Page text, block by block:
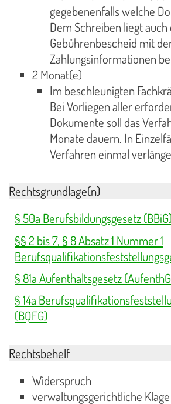
gegebenenfalls welche
Dem Schreiben liegt auch
Gebührenbescheid mit
Zahlungsinformationen
2 Monat(e)
Im beschleunigten
Bei Vorliegen aller
Dokumente soll das
Monate dauern. In
Verfahren einmal
Rechtsgrundlage(n)
§ 50a Berufsbildungsgesetz (BBiG)
§§ 2 bis 7, § 8 Absatz 1 Nummer 1
§ 81a Aufenthaltsgesetz
§ 14a
(BQFG)
Rechtsbehelf
Widerspruch
verwaltungsgerichtliche Klage